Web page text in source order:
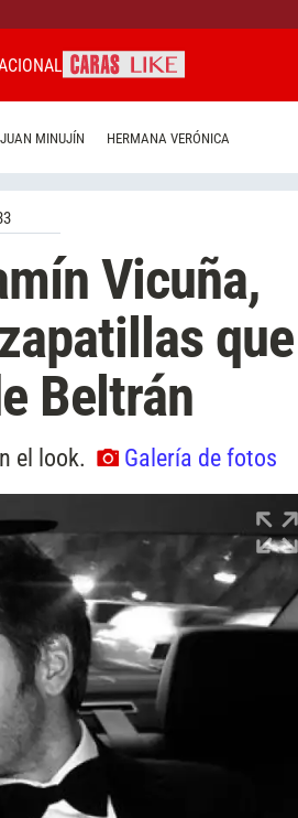
JUAN MINUJÍN HERMANA VERÓNICA
Vicuña,
que
Beltrán
el look. Galería de fotos